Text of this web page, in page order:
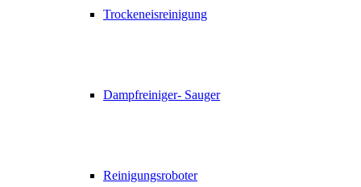
Trockeneisreinigung
Dampfreiniger- Sauger
Reinigungsroboter